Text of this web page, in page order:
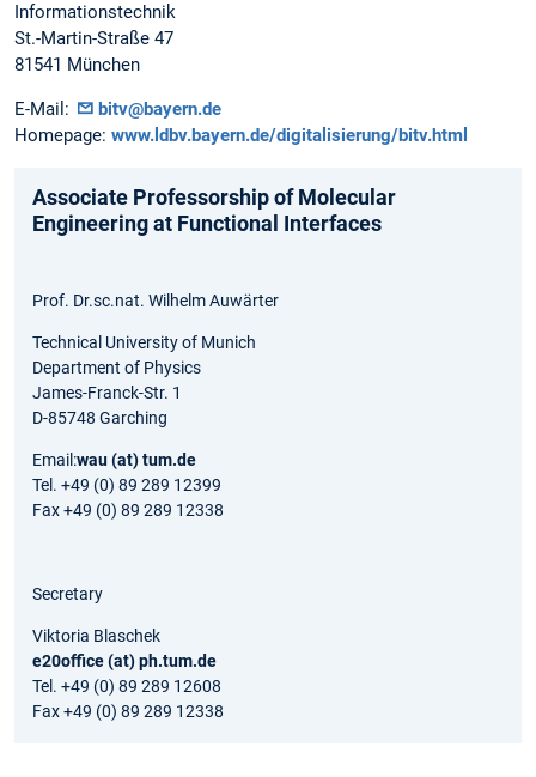
Informationstechnik
St.-Martin-Straße 47
81541 München
E-Mail:
bitv@bayern.de
Homepage: www.ldbv.bayern.de/digitalisierung/bitv.html
Associate Professorship of Molecular
Engineering at Functional Interfaces
Prof. Dr.sc.nat. Wilhelm Auwärter
Technical University of Munich
Department of Physics
James-Franck-Str. 1
D-85748 Garching
Email:wau (at) tum.de
Tel. +49 (0) 89 289 12399
Fax +49 (0) 89 289 12338
Secretary
Viktoria Blaschek
e20office (at) ph.tum.de
Tel. +49 (0) 89 289 12608
Fax +49 (0) 89 289 12338